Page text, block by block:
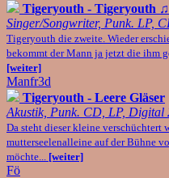
Tigeryouth - Tigeryouth ♫
Singer/Songwriter, Punk. LP,
Tigeryouth die zweite. Wieder
bekommt der Mann ja jetzt die ihm
[weiter]
Manfr3d
Tigeryouth - Leere Gläser
Akustik, Punk. CD, LP, Digital
Da steht dieser kleine verschüchtert
mutterseelenalleine auf der Bühne
möchte... [weiter]
Fö